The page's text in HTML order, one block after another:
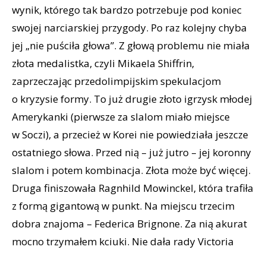
wynik, którego tak bardzo potrzebuje pod koniec
swojej narciarskiej przygody. Po raz kolejny chyba
jej „nie puściła głowa”. Z głową problemu nie miała
złota medalistka, czyli Mikaela Shiffrin,
zaprzeczając przedolimpijskim spekulacjom
o kryzysie formy. To już drugie złoto igrzysk młodej
Amerykanki (pierwsze za slalom miało miejsce
w Soczi), a przecież w Korei nie powiedziała jeszcze
ostatniego słowa. Przed nią – już jutro – jej koronny
slalom i potem kombinacja. Złota może być więcej.
Druga finiszowała Ragnhild Mowinckel, która trafiła
z formą gigantową w punkt. Na miejscu trzecim
dobra znajoma – Federica Brignone. Za nią akurat
mocno trzymałem kciuki. Nie dała rady Victoria